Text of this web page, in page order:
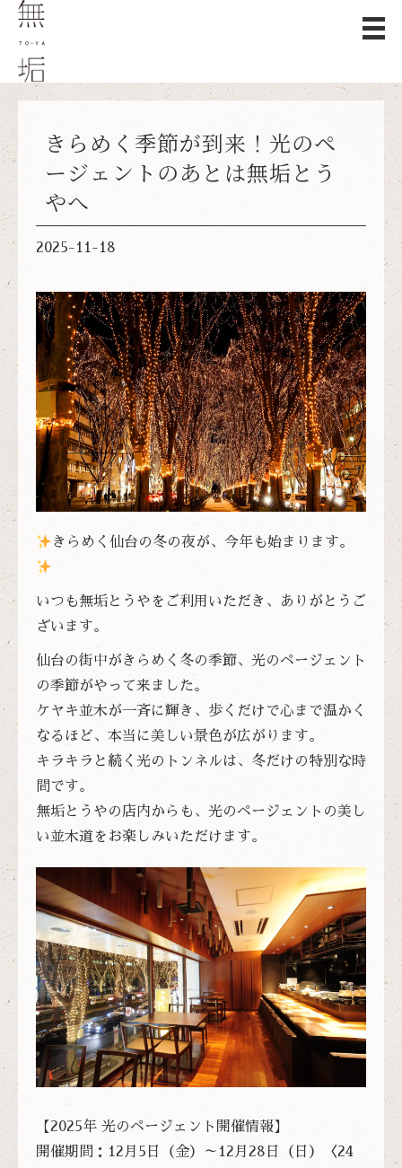
きらめく季節が到来！光のペ
ージェントのあとは無垢とう
やへ
2025-11-18
きらめく仙台の冬の夜が、今年も始まります。
いつも無垢とうやをご利用いただき、ありがとうご
ざいます。
仙台の街中がきらめく冬の季節、光のページェント
の季節がやって来ました。
ケヤキ並木が一斉に輝き、歩くだけで心まで温かく
なるほど、本当に美しい景色が広がります。
キラキラと続く光のトンネルは、冬だけの特別な時
間です。
無垢とうやの店内からも、光のページェントの美し
い並木道をお楽しみいただけます。
【2025年 光のページェント開催情報】
開催期間：12月5日（金）～12月28日（日）〈24